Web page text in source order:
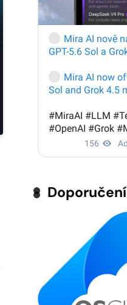
Doporučení